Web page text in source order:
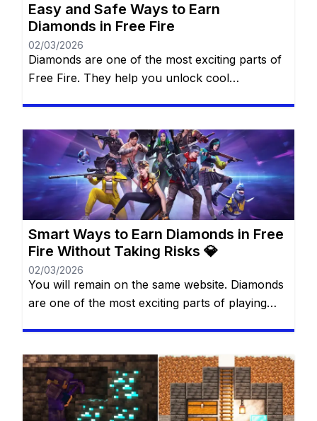
Easy and Safe Ways to Earn
Diamonds in Free Fire
02/03/2026
Diamonds are one of the most exciting parts of
Free Fire. They help you unlock cool
thrilling. For many players, diamonds feel like
magic gems that can transform the game
experience. The best part? You don’t always
need to spend real money […]
Smart Ways to Earn Diamonds in Free
Fire Without Taking Risks 💎
02/03/2026
You will remain on the same website. Diamonds
are one of the most exciting parts of playing
the game more fun and personal. Many players
dream of having more diamonds, but not
everyone wants—or can—spend real money.
The good […]